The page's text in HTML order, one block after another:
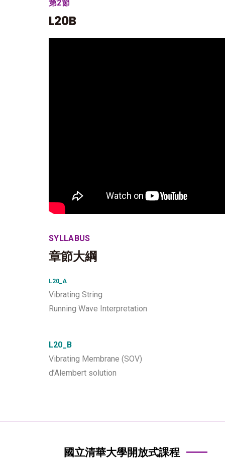
第2節
L20B
SYLLABUS
章節大綱
L20_A
Vibrating String
Running Wave Interpretation
L20_B
Vibrating Membrane (SOV)
d’Alembert solution
國立清華大學開放式課程